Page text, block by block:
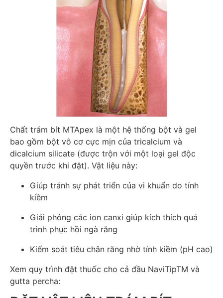
Chất trám bít MTApex là một hệ thống bột và gel
bao gồm bột vô cơ cực mịn của tricalcium và
dicalcium silicate (được trộn với một loại gel độc
quyền trước khi đặt). Vật liệu này:
Giúp tránh sự phát triển của vi khuẩn do tính
kiềm
Giải phóng các ion canxi giúp kích thích quá
trình phục hồi ngà răng
Kiểm soát tiêu chân răng nhờ tính kiềm (pH cao)
Xem quy trình đặt thuốc cho cả đầu NaviTipTM và
gutta percha: